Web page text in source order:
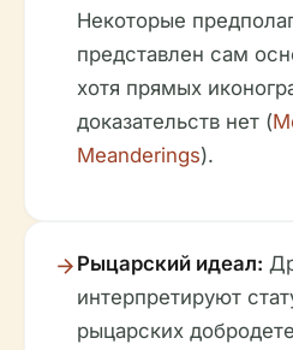
Некоторые
представлен сам
хотя прямых
доказательств нет (
Meanderings).
Рыцарский идеал:
интерпретируют
рыцарских